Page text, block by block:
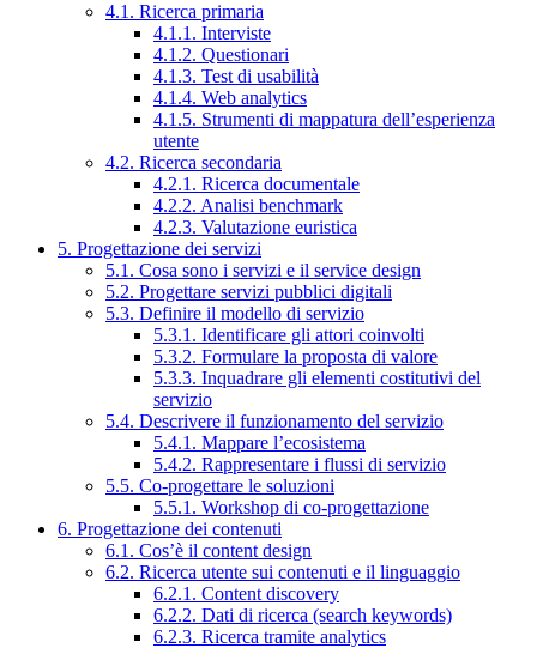
4.1. Ricerca primaria
4.1.1. Interviste
4.1.2. Questionari
4.1.3. Test di usabilità
4.1.4. Web analytics
4.1.5. Strumenti di mappatura dell’esperienza
utente
4.2. Ricerca secondaria
4.2.1. Ricerca documentale
4.2.2. Analisi benchmark
4.2.3. Valutazione euristica
5. Progettazione dei servizi
5.1. Cosa sono i servizi e il service design
5.2. Progettare servizi pubblici digitali
5.3. Definire il modello di servizio
5.3.1. Identificare gli attori coinvolti
5.3.2. Formulare la proposta di valore
5.3.3. Inquadrare gli elementi costitutivi del
servizio
5.4. Descrivere il funzionamento del servizio
5.4.1. Mappare l’ecosistema
5.4.2. Rappresentare i flussi di servizio
5.5. Co-progettare le soluzioni
5.5.1. Workshop di co-progettazione
6. Progettazione dei contenuti
6.1. Cos’è il content design
6.2. Ricerca utente sui contenuti e il linguaggio
6.2.1. Content discovery
6.2.2. Dati di ricerca (search keywords)
6.2.3. Ricerca tramite analytics